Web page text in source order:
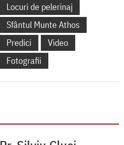
Locuri de pelerinaj
Sfântul Munte Athos
Predici
Video
Fotografii